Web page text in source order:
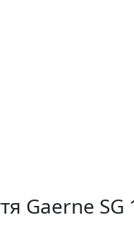
Gaerne SG